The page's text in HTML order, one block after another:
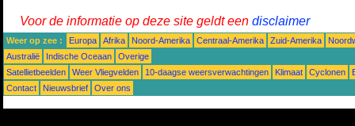
Voor de informatie op deze site geldt een disclaimer
Weer op zee : Europa Afrika Noord-Amerika Centraal-Amerika Zuid-Amerika
Australië
Indische Oceaan
Overige
Satellietbeelden
Weer Vliegvelden 10-daagse weersverwachtingen Klimaat Cyclonen
Contact
Nieuwsbrief Over ons